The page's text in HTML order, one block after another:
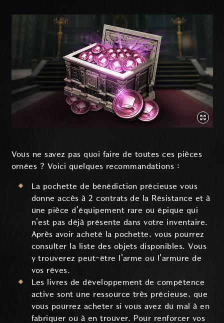
Vous ne savez pas quoi faire de toutes ces pièces
ornées ? Voici quelques recommandations :
La pochette de bénédiction précieuse vous
donne accès à 2 contrats de la Résistance et à
une pièce d'équipement rare ou épique qui
n'est pas déjà présente dans votre inventaire.
Après avoir acheté la pochette, vous pourrez
consulter la liste des objets disponibles. Vous
y trouverez peut-être l'arme ou l'armure de
vos rêves.
Les livres de développement de compétence
active sont une ressource très précieuse, que
vous pourrez acheter si vous avez du mal à en
fabriquer ou à en trouver. Pour renforcer vos